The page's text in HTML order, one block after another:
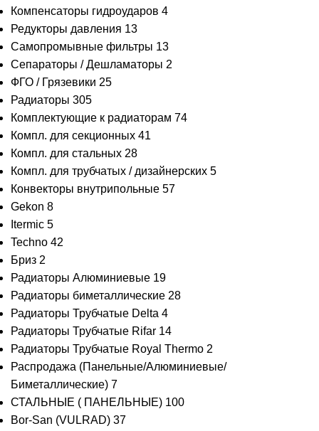
Компенсаторы гидроударов 4
Редукторы давления 13
Самопромывные фильтры 13
Сепараторы / Дешламаторы 2
ФГО / Грязевики 25
Радиаторы 305
Комплектующие к радиаторам 74
Компл. для секционных 41
Компл. для стальных 28
Компл. для трубчатых / дизайнерских 5
Конвекторы внутрипольные 57
Gekon 8
Itermic 5
Techno 42
Бриз 2
Радиаторы Алюминиевые 19
Радиаторы биметаллические 28
Радиаторы Трубчатые Delta 4
Радиаторы Трубчатые Rifar 14
Радиаторы Трубчатые Royal Thermo 2
Распродажа (Панельные/Алюминиевые/
Биметаллические) 7
СТАЛЬНЫЕ ( ПАНЕЛЬНЫЕ) 100
Bor-San (VULRAD) 37